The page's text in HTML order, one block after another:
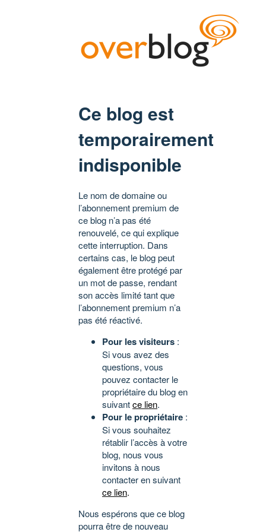
Ce blog est
temporairement
indisponible
Le nom de domaine ou
l’abonnement premium de
ce blog n’a pas été
renouvelé, ce qui explique
cette interruption. Dans
certains cas, le blog peut
également être protégé par
un mot de passe, rendant
son accès limité tant que
l’abonnement premium n’a
pas été réactivé.
Pour les visiteurs :
Si vous avez des
questions, vous
pouvez contacter le
propriétaire du blog en
suivantce lien.
Pour le propriétaire :
Si vous souhaitez
rétablir l’accès à votre
blog, nous vous
invitons à nous
contacter en suivant
ce lien.
Nous espérons que ce blog
pourra être de nouveau